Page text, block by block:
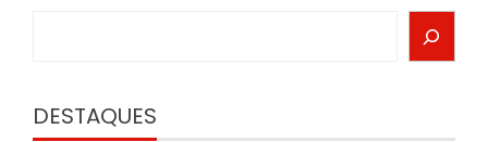
DESTAQUES